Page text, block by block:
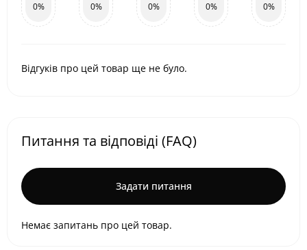
0% 0% 0% 0% 0%
Відгуків про цей товар ще не було.
Питання та відповіді (FAQ)
Задати питання
Немає запитань про цей товар.